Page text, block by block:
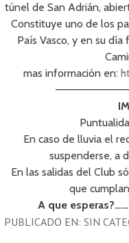
túnel de San Adrián,
Constituye uno de los
País Vasco, y en su
mas información en:
En caso de lluvia el
suspenderse, a
En las salidas del Club
que
A que
PUBLICADO EN:SIN